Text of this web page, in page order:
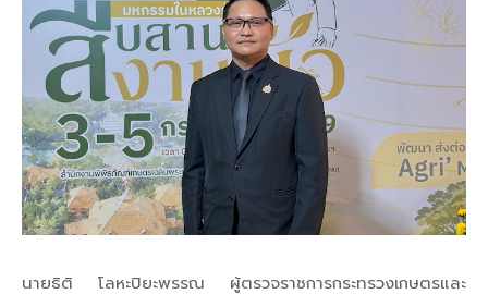
นายธิติ โลหะปิยะพรรณ ผู้ตรวจราชการกระทรวงเกษตรและ